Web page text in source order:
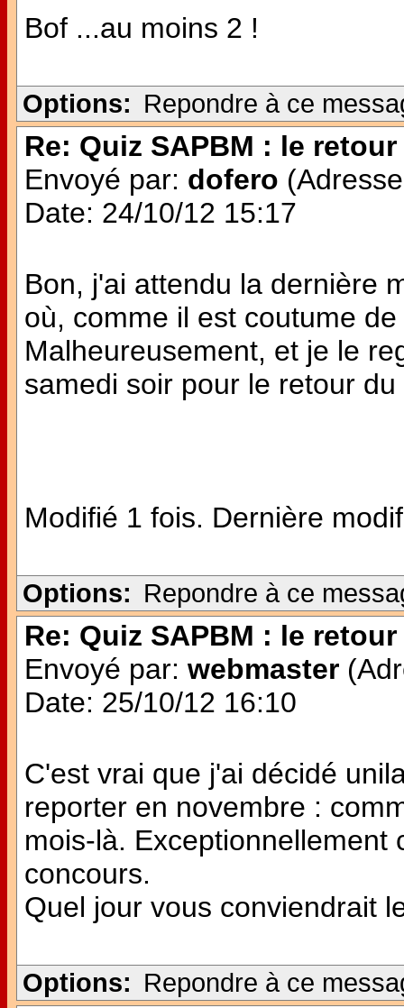
Bof ...au moins 2 !
Options: Repondre à ce
Re: Quiz SAPBM : le retour
Envoyé par: dofero
Date: 24/10/12 15:17
Bon, j'ai attendu la dernière
où, comme il est coutume
Malheureusement, et je le
samedi soir pour le retour
Modifié 1 fois. Dernière
Options: Repondre à ce
Re: Quiz SAPBM : le retour
Envoyé par: webmaster
Date: 25/10/12 16:10
C'est vrai que j'ai décidé
reporter en novembre :
mois-là. Exceptionnellement
concours.
Quel jour vous conviendrait
Options: Repondre à ce